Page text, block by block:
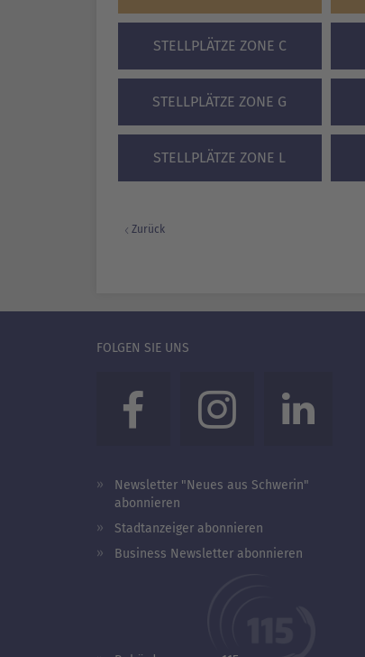
STELLPLÄTZE ZONE C
STELLPLÄTZE ZONE G
STELLPLÄTZE ZONE L
Zurück
FOLGEN SIE UNS
Newsletter "Neues aus Schwerin"
abonnieren
Stadtanzeiger abonnieren
Business Newsletter abonnieren